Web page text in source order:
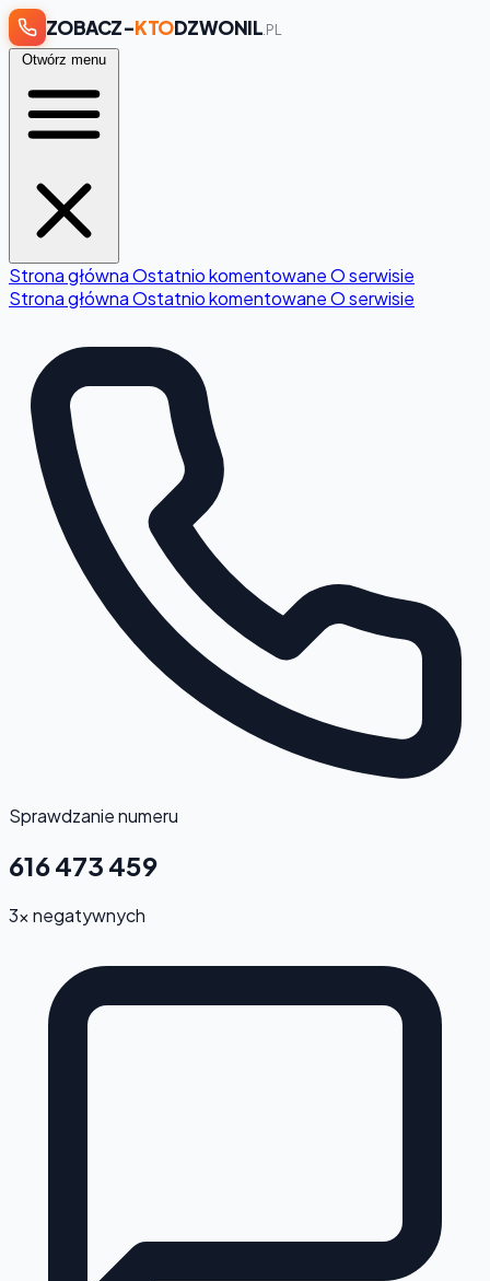
ZOBACZ-KTODZWONIL .PL
Otwórz menu
Strona głównaOstatnio komentowaneO serwisie
Strona głównaOstatnio komentowaneO serwisie
Sprawdzanie numeru
616 473 459
3x negatywnych